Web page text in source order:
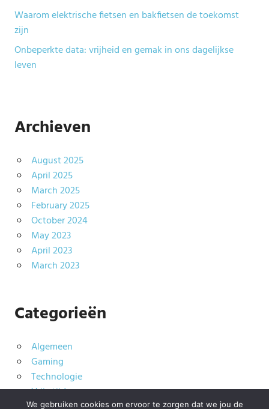
Waarom elektrische fietsen en bakfietsen de toekomst
zijn
Onbeperkte data: vrijheid en gemak in ons dagelijkse
leven
Archieven
August 2025
April 2025
March 2025
February 2025
October 2024
May 2023
April 2023
March 2023
Categorieën
Algemeen
Gaming
Technologie
Vrije tijd
We gebruiken cookies om ervoor te zorgen dat we jou de